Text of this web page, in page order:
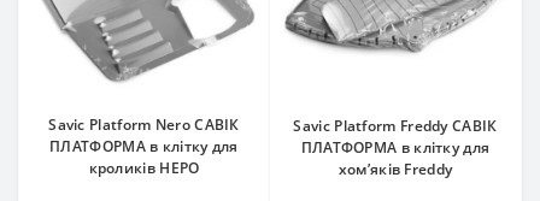
Savic Platform Nero САВІК
ПЛАТФОРМА в клітку для
кроликів НЕРО
Savic Platform Freddy САВІК
ПЛАТФОРМА в клітку для
хом’яків Freddy